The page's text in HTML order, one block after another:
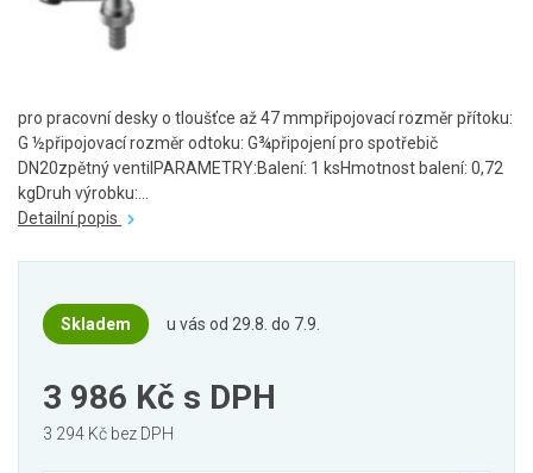
pro pracovní desky o tloušťce až 47 mmpřipojovací rozměr přítoku:
G ½připojovací rozměr odtoku: G¾připojení pro spotřebič
DN20zpětný ventilPARAMETRY:Balení: 1 ksHmotnost balení: 0,72
kgDruh výrobku:...
Detailní popis
Skladem u vás od 29.8. do 7.9.
3 986 Kč s DPH
3 294 Kč bez DPH